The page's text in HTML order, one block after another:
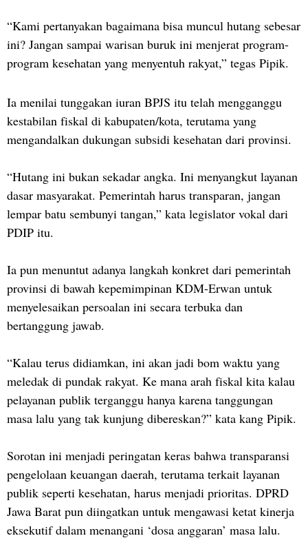
“Kami pertanyakan bagaimana bisa muncul hutang sebesar
ini? Jangan sampai warisan buruk ini menjerat program-
program kesehatan yang menyentuh rakyat,” tegas Pipik.
Ia menilai tunggakan iuran BPJS itu telah mengganggu
kestabilan fiskal di kabupaten/kota, terutama yang
mengandalkan dukungan subsidi kesehatan dari provinsi.
“Hutang ini bukan sekadar angka. Ini menyangkut layanan
dasar masyarakat. Pemerintah harus transparan, jangan
lempar batu sembunyi tangan,” kata legislator vokal dari
PDIP itu.
Ia pun menuntut adanya langkah konkret dari pemerintah
provinsi di bawah kepemimpinan KDM-Erwan untuk
menyelesaikan persoalan ini secara terbuka dan
bertanggung jawab.
“Kalau terus didiamkan, ini akan jadi bom waktu yang
meledak di pundak rakyat. Ke mana arah fiskal kita kalau
pelayanan publik terganggu hanya karena tanggungan
masa lalu yang tak kunjung dibereskan?” kata kang Pipik.
Sorotan ini menjadi peringatan keras bahwa transparansi
pengelolaan keuangan daerah, terutama terkait layanan
publik seperti kesehatan, harus menjadi prioritas. DPRD
Jawa Barat pun diingatkan untuk mengawasi ketat kinerja
eksekutif dalam menangani ‘dosa anggaran’ masa lalu.